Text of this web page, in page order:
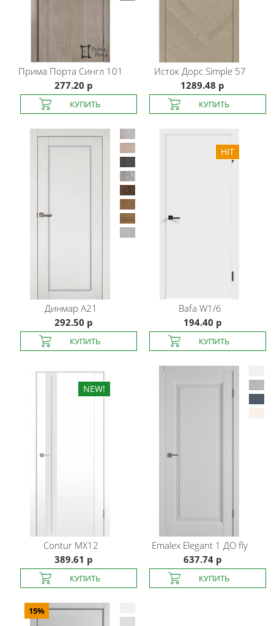
Прима Порта Сингл 101
277.20 р
Исток ДорсSimple 57
1289.48 р
Динмар A21
292.50 р
Bafa W1/6
194.40 р
ConturMX12
389.61 р
Emalex Elegant 1 ДО fly
637.74 р
15%